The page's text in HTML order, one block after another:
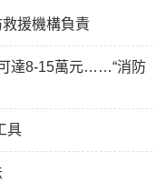
援機構負責
達8-15萬元……“消防
具